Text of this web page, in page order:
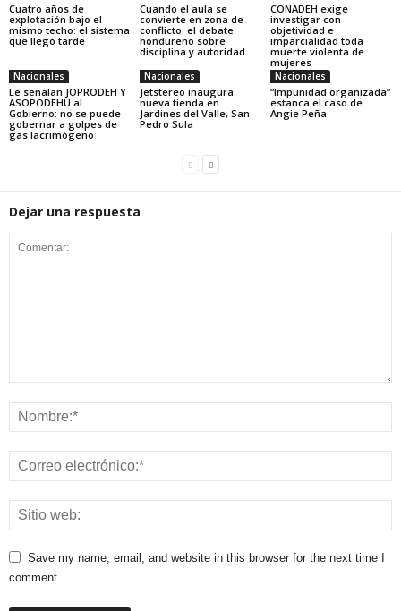
Cuatro años de
explotación bajo el
mismo techo: el sistema
que llegó tarde
Cuando el aula se
convierte en zona de
conflicto: el debate
hondureño sobre
disciplina y autoridad
CONADEH exige
investigar con
objetividad e
imparcialidad toda
muerte violenta de
mujeres
Nacionales
Le señalan JOPRODEH Y
ASOPODEHU al
Gobierno: no se puede
gobernar a golpes de
gas lacrimógeno
Nacionales
Jetstereo inaugura
nueva tienda en
Jardines del Valle, San
Pedro Sula
Nacionales
“Impunidad organizada”
estanca el caso de
Angie Peña
Dejar una respuesta
Save my name, email, and website in this browser for the next time I
comment.